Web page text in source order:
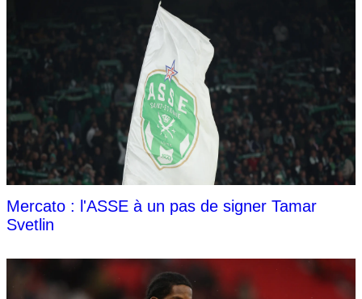
Mercato : l'ASSE à un pas de signer Tamar
Svetlin